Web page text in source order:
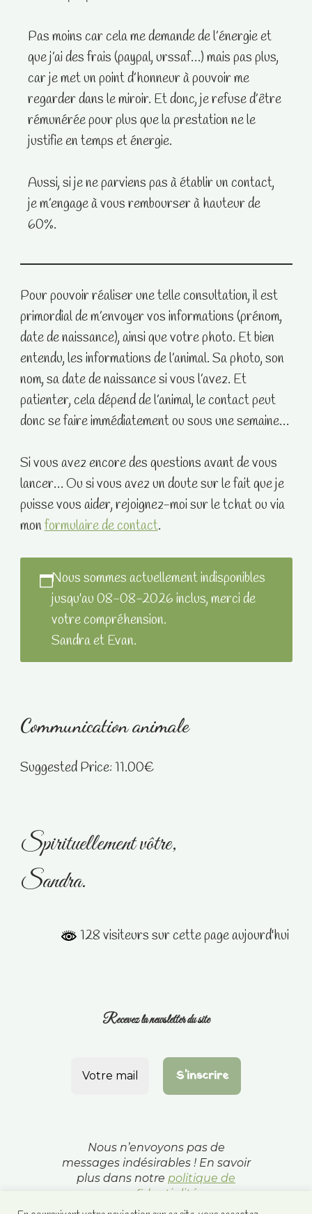
Pas moins car cela me demande de l’énergie et
que j’ai des frais (paypal, urssaf…) mais pas plus,
car je met un point d’honneur à pouvoir me
regarder dans le miroir. Et donc, je refuse d’être
rémunérée pour plus que la prestation ne le
justifie en temps et énergie.
Aussi, si je ne parviens pas à établir un contact,
je m’engage à vous rembourser à hauteur de
60%.
Pour pouvoir réaliser une telle consultation, il est
primordial de m’envoyer vos informations (prénom,
date de naissance), ainsi que votre photo. Et bien
entendu, les informations de l’animal. Sa photo, son
nom, sa date de naissance si vous l’avez. Et
patienter, cela dépend de l’animal, le contact peut
donc se faire immédiatement ou sous une semaine…
Si vous avez encore des questions avant de vous
lancer… Ou si vous avez un doute sur le fait que je
puisse vous aider, rejoignez-moi sur le tchat ou via
monformulaire de contact.
Nous sommes actuellement indisponibles
jusqu'au 08-08-2026 inclus, merci de
votre compréhension.
Sandra et Evan.
Communication animale
Suggested Price:11.00€
Spirituellement vôtre,
Sandra.
128 visiteurs sur cette page aujourd'hui
Recevez la newsletter du site
Nous n’envoyons pas de
messages indésirables ! En savoir
plus dans notre politique de
confidentialité